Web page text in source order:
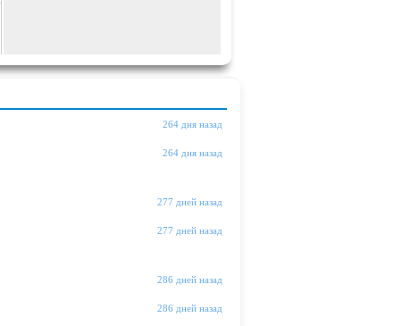
264 дня назад
264 дня назад
277 дней назад
277 дней назад
286 дней назад
286 дней назад